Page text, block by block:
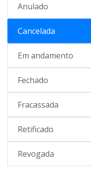
Anulado
Cancelada
Em andamento
Fechado
Fracassada
Retificado
Revogada